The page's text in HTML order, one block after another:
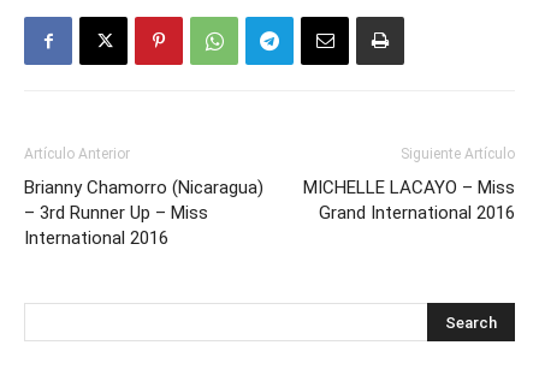
Artículo Anterior
Brianny Chamorro (Nicaragua)
– 3rd Runner Up – Miss
International 2016
Siguiente Artículo
MICHELLE LACAYO – Miss
Grand International 2016